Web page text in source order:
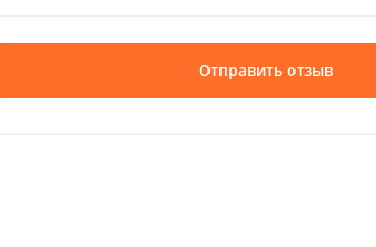
Отправить отзыв